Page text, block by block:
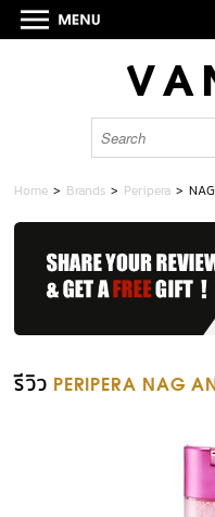
Home > Brands > Peripera >
รีวิว PERIPERA NAG